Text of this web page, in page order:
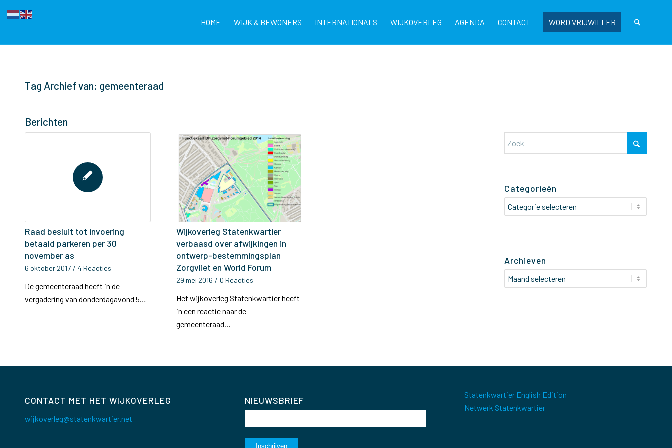
HOME WIJK & BEWONERS INTERNATIONALS WIJKOVERLEG AGENDA CONTACT WORD VRIJWILLER
Tag Archief van: gemeenteraad
Berichten
Raad besluit tot invoering
betaald parkeren per 30
november as
6 oktober 2017 / 4 Reacties
De gemeenteraad heeft in de
vergadering van donderdagavond 5…
Wijkoverleg Statenkwartier
verbaasd over afwijkingen in
ontwerp-bestemmingsplan
Zorgvliet en World Forum
29 mei 2016 / 0 Reacties
Het wijkoverleg Statenkwartier heeft
in een reactie naar de
gemeenteraad…
Categorieën
Categorieën
Archieven
CONTACT MET HET WIJKOVERLEG
wijkoverleg@statenkwartier.net
NIEUWSBRIEF
Statenkwartier English Edition
Netwerk Statenkwartier